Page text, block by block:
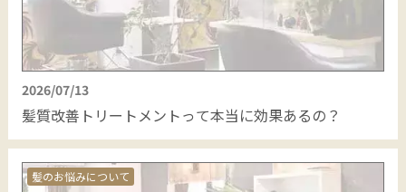
2026/07/13
髪質改善トリートメントって本当に効果あるの？
髪のお悩みについて